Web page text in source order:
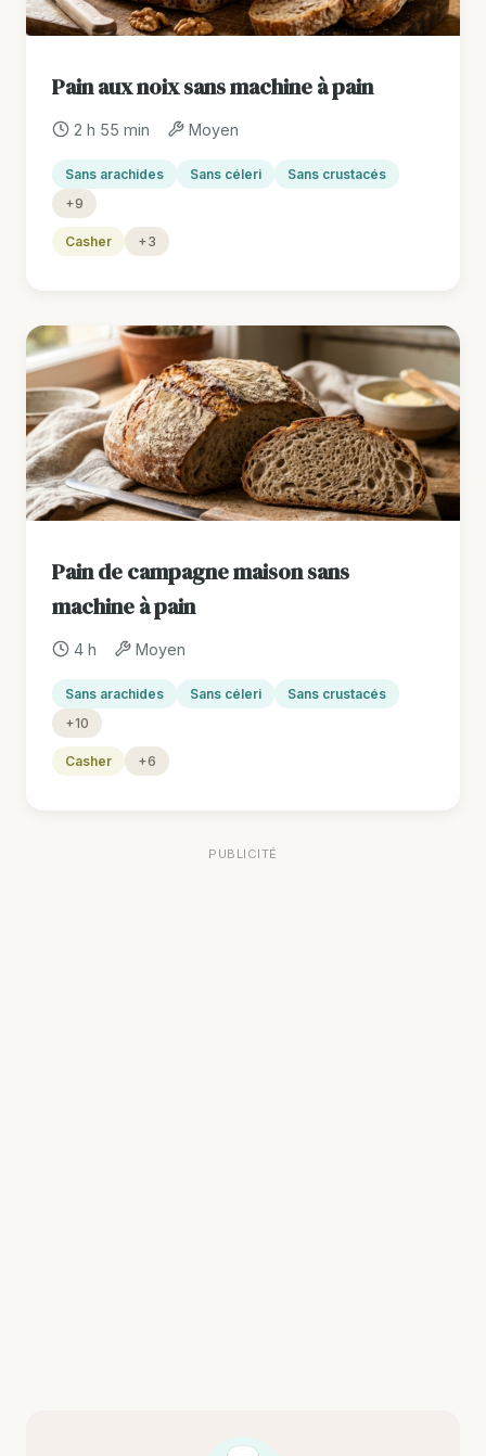
Pain aux noix sans machine à pain
2 h 55 min Moyen
Sans arachides Sans céleri
Sans crustacés
+9
Casher +3
Pain de campagne maison sans
machine à pain
4 h Moyen
Sans arachides Sans céleri
Sans crustacés
+10
Casher +6
PUBLICITÉ